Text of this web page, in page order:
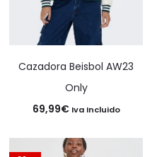
Cazadora Beisbol AW23
Only
69,99€ Iva Incluido